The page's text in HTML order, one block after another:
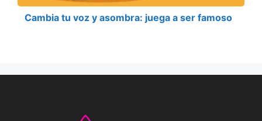
Cambia tu voz y asombra: juega a ser famoso